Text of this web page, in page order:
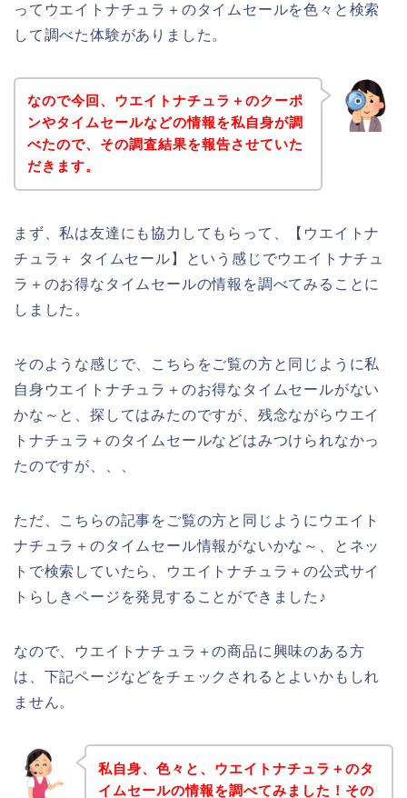
ってウエイトナチュラ＋のタイムセールを色々と検索
して調べた体験がありました。
なので今回、ウエイトナチュラ＋のクーポ
ンやタイムセールなどの情報を私自身が調
べたので、その調査結果を報告させていた
だきます。
まず、私は友達にも協力してもらって、【ウエイトナ
チュラ＋ タイムセール】という感じでウエイトナチュ
ラ＋のお得なタイムセールの情報を調べてみることに
しました。
そのような感じで、こちらをご覧の方と同じように私
自身ウエイトナチュラ＋のお得なタイムセールがない
かな～と、探してはみたのですが、残念ながらウエイ
トナチュラ＋のタイムセールなどはみつけられなかっ
たのですが、、、
ただ、こちらの記事をご覧の方と同じようにウエイト
ナチュラ＋のタイムセール情報がないかな～、とネッ
トで検索していたら、ウエイトナチュラ＋の公式サイ
トらしきページを発見することができました♪
なので、ウエイトナチュラ＋の商品に興味のある方
は、下記ページなどをチェックされるとよいかもしれ
ません。
私自身、色々と、ウエイトナチュラ＋のタ
イムセールの情報を調べてみました！その